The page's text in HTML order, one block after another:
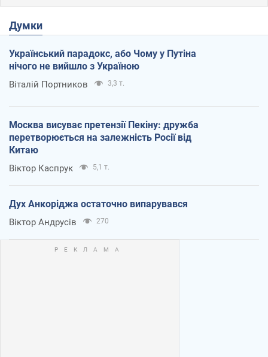
Думки
Український парадокс, або Чому у Путіна
нічого не вийшло з Україною
Віталій Портников 3,3 т.
Москва висуває претензії Пекіну: дружба
перетворюється на залежність Росії від
Китаю
Віктор Каспрук 5,1 т.
Дух Анкоріджа остаточно випарувався
Віктор Андрусів 270